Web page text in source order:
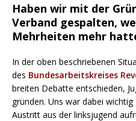
Haben wir mit der
Verband gespalten,
Mehrheiten mehr
In der oben beschriebenen
des Bundesarbeitskreises
breiten Debatte entschieden,
gründen. Uns war dabei
Austritt aus der linksjugend